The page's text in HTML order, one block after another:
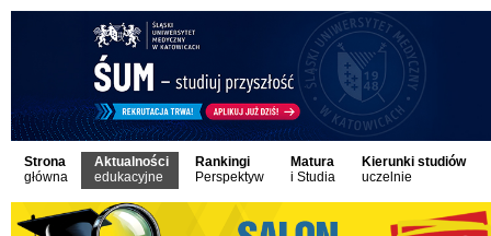
Strona
główna
Aktualności
edukacyjne
Rankingi
Perspektyw
Matura
i Studia
Kierunki studiów
uczelnie